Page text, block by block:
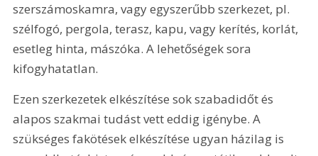
szerszámoskamra, vagy egyszerűbb szerkezet, pl.
szélfogó, pergola, terasz, kapu, vagy kerítés, korlát,
esetleg hinta, mászóka. A lehetőségek sora
kifogyhatatlan.
Ezen szerkezetek elkészítése sok szabadidőt és
alapos szakmai tudást vett eddig igénybe. A
szükséges fakötések elkészítése ugyan házilag is